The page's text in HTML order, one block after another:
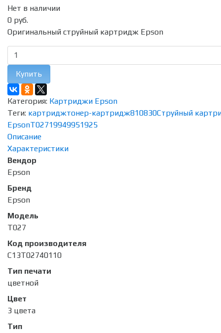
Нет в наличии
0 руб.
Оригинальный струйный картридж Epson
Купить
Категория: Картриджи Epson
Теги: картриджтонер-картридж810830Струйный
EpsonT02719949951925
Описание
Характеристики
Вендор
Epson
Бренд
Epson
Модель
T027
Код производителя
C13T02740110
Тип печати
цветной
Цвет
3 цвета
Тип